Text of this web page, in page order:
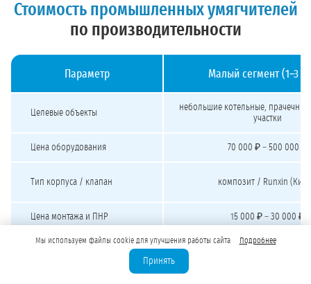
Стоимость промышленных умягчителей
по производительности
Параметр Малый сегмент (1–3
Целевые объекты
небольшие котельные,
участки
Цена оборудования 70 000 ₽ – 500 000 ₽
Тип корпуса / клапан композит / Runxin
Цена монтажа и ПНР 15 000 ₽ – 30 000 ₽
Бюджет «под ключ» от 200 000 ₽
Мы используем файлы cookie для улучшения работы сайта Подробнее
Принять